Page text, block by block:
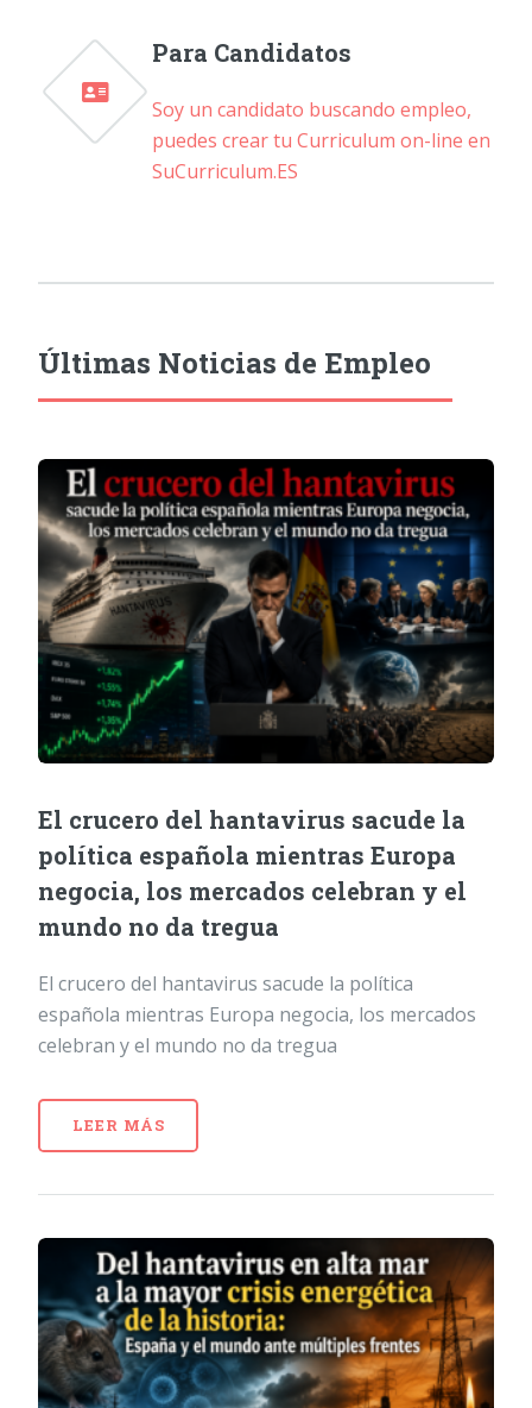
Para Candidatos
Soy un candidato buscando empleo,
puedes crear tu Curriculum on-line en
SuCurriculum.ES
Últimas Noticias de Empleo
El crucero del hantavirus sacude la
política española mientras Europa
negocia, los mercados celebran y el
mundo no da tregua
El crucero del hantavirus sacude la política
española mientras Europa negocia, los mercados
celebran y el mundo no da tregua
LEER MÁS